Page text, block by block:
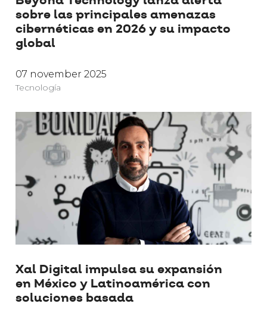
sobre las principales amenazas
cibernéticas en 2026 y su impacto
global
07 november 2025
Tecnología
Xal Digital impulsa su expansión
en México y Latinoamérica con
soluciones basada